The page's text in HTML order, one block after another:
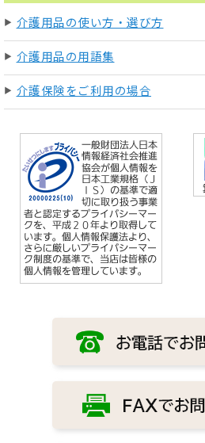
介護用品の使い方・選び方
介護用品の用語集
介護保険をご利用の場合